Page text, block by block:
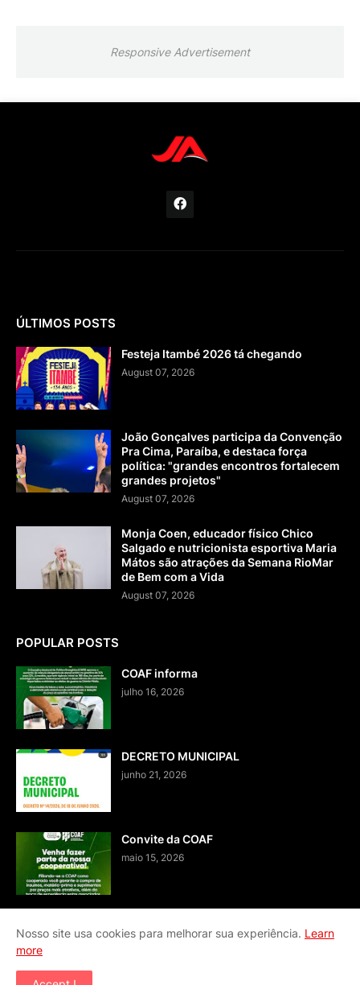
Responsive Advertisement
ÚLTIMOS POSTS
Festeja Itambé 2026 tá chegando
August 07, 2026
João Gonçalves participa da Convenção
Pra Cima, Paraíba, e destaca força
política: "grandes encontros fortalecem
grandes projetos"
August 07, 2026
Monja Coen, educador físico Chico
Salgado e nutricionista esportiva Maria
Mátos são atrações da Semana RioMar
de Bem com a Vida
August 07, 2026
POPULAR POSTS
COAF informa
julho 16, 2026
DECRETO MUNICIPAL
junho 21, 2026
Convite da COAF
maio 15, 2026
Nosso site usa cookies para melhorar sua experiência. Learn
more